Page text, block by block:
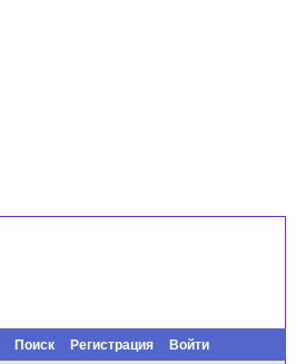
Поиск Регистрация Войти